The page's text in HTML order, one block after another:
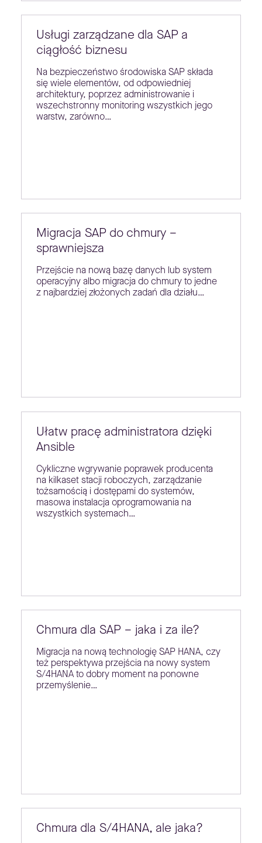
Usługi zarządzane dla SAP a
ciągłość biznesu
Na bezpieczeństwo środowiska SAP składa
się wiele elementów, od odpowiedniej
architektury, poprzez administrowanie i
wszechstronny monitoring wszystkich jego
warstw, zarówno…
Migracja SAP do chmury –
sprawniejsza
Przejście na nową bazę danych lub system
operacyjny albo migracja do chmury to jedne
z najbardziej złożonych zadań dla działu…
Ułatw pracę administratora dzięki
Ansible
Cykliczne wgrywanie poprawek producenta
na kilkaset stacji roboczych, zarządzanie
tożsamością i dostępami do systemów,
masowa instalacja oprogramowania na
wszystkich systemach…
Chmura dla SAP – jaka i za ile?
Migracja na nową technologię SAP HANA, czy
też perspektywa przejścia na nowy system
S/4HANA to dobry moment na ponowne
przemyślenie…
Chmura dla S/4HANA, ale jaka?